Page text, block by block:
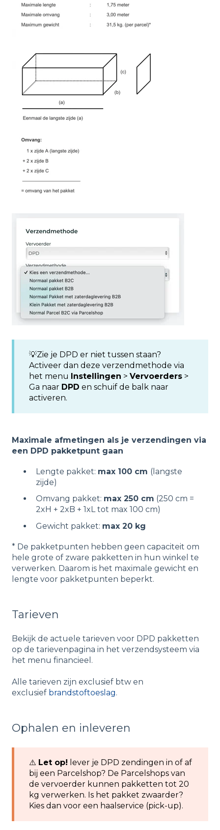
💡Zie je DPD er niet tussen staan?
Activeer dan deze verzendmethode via
het menu Instellingen > Vervoerders >
Ga naar DPD en schuif de balk naar
activeren.
Maximale afmetingen als je verzendingen via
een DPD pakketpunt gaan
Lengte pakket: max 100 cm (langste
zijde)
Omvang pakket: max 250 cm (250 cm =
2xH + 2xB + 1xL tot max 100 cm)
Gewicht pakket: max 20 kg
* De pakketpunten hebben geen capaciteit om
hele grote of zware pakketten in hun winkel te
verwerken. Daarom is het maximale gewicht en
lengte voor pakketpunten beperkt.
Tarieven
Bekijk de actuele tarieven voor DPD pakketten
op de tarievenpagina in het verzendsysteem via
het menu financieel.
Alle tarieven zijn exclusief btw en
exclusief brandstoftoeslag.
Ophalen en inleveren
⚠️ Let op! lever je DPD zendingen in of af
bij een Parcelshop? De Parcelshops van
de vervoerder kunnen pakketten tot 20
kg verwerken. Is het pakket zwaarder?
Kies dan voor een haalservice (pick-up).